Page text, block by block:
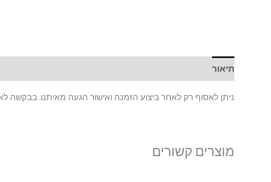
תיאור
ניתן לאסוף רק לאחר ביצוע הזמנה ואישור הגעה מאיתנו. בבקשה
מוצרים קשורים